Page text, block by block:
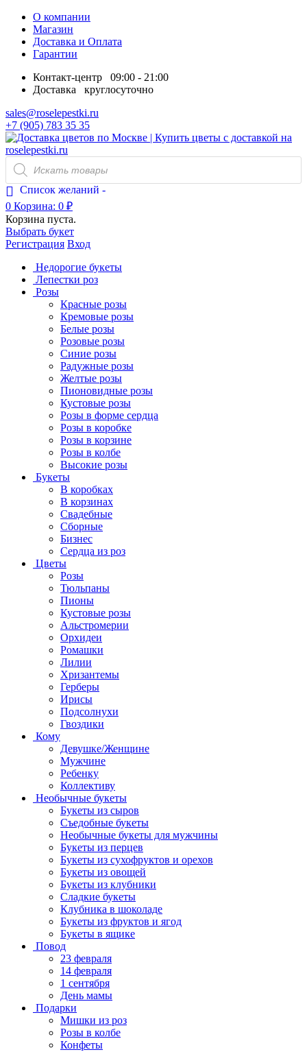
О компании
Магазин
Доставка и Оплата
Гарантии
Контакт-центр 09:00 - 21:00
Доставка круглосуточно
sales@roselepestki.ru
+7 (905) 783 35 35
Поиск
товаров
Список желаний -
0 Корзина: 0 ₽
Корзина пуста.
Выбрать букет
Регистрация Вход
Недорогие букеты
Лепестки роз
Розы
Красные розы
Кремовые розы
Белые розы
Розовые розы
Синие розы
Радужные розы
Желтые розы
Пионовидные розы
Кустовые розы
Розы в форме сердца
Розы в коробке
Розы в корзине
Розы в колбе
Высокие розы
Букеты
В коробках
В корзинах
Свадебные
Сборные
Бизнес
Сердца из роз
Цветы
Розы
Тюльпаны
Пионы
Кустовые розы
Альстромерии
Орхидеи
Ромашки
Лилии
Хризантемы
Герберы
Ирисы
Подсолнухи
Гвоздики
Кому
Девушке/Женщине
Мужчине
Ребенку
Коллективу
Необычные букеты
Букеты из сыров
Съедобные букеты
Необычные букеты для мужчины
Букеты из перцев
Букеты из сухофруктов и орехов
Букеты из овощей
Букеты из клубники
Сладкие букеты
Клубника в шоколаде
Букеты из фруктов и ягод
Букеты в ящике
Повод
23 февраля
14 февраля
1 сентября
День мамы
Подарки
Мишки из роз
Розы в колбе
Конфеты